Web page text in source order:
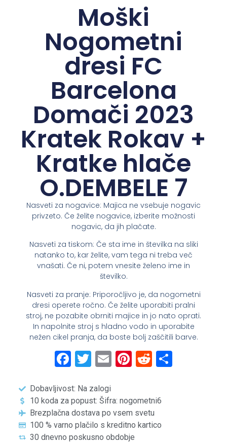
Moški
Nogometni
dresi FC
Barcelona
Domači 2023
Kratek Rokav +
Kratke hlače
O.DEMBELE 7
Nasveti za nogavice: Majica ne vsebuje nogavic
privzeto. Če želite nogavice, izberite možnosti
nogavic, da jih plačate.
Nasveti za tiskom: Če sta ime in številka na sliki
natanko to, kar želite, vam tega ni treba več
vnašati. Če ni, potem vnesite želeno ime in
številko.
Nasveti za pranje: Priporočljivo je, da nogometni
dresi operete ročno. Če želite uporabiti pralni
stroj, ne pozabite obrniti majice in jo nato oprati.
In napolnite stroj s hladno vodo in uporabite
nežen cikel pranja, da boste bolj zaščitili barve.
Facebook
Twitter
EmailPinterest
Reddit
Dobavljivost: Na zalogi
10 koda za popust: Šifra: nogometni6
Brezplačna dostava po vsem svetu
100 % varno plačilo s kreditno kartico
30 dnevno poskusno obdobje